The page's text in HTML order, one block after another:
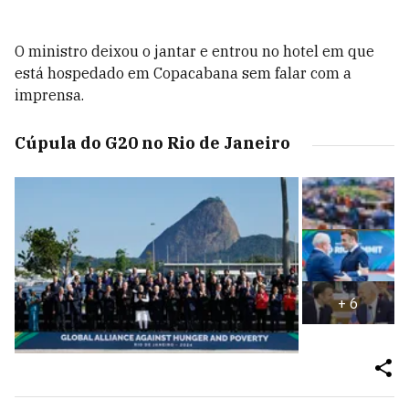
O ministro deixou o jantar e entrou no hotel em que
está hospedado em Copacabana sem falar com a
imprensa.
Cúpula do G20 no Rio de Janeiro
+6